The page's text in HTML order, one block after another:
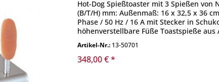
Hot-Dog Spießtoaster mit 3 Spießen
(B/T/H) mm: Außenmaß: 16 x 32,5 x 36
Phase / 50 Hz / 16 A mit Stecker in
höhenverstellbare Füße Toastspieße
Artikel-Nr.: 13-50701
348,00 € *